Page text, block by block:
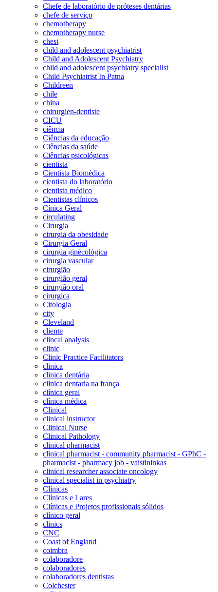
Chefe de laboratório de próteses dentárias
chefe de serviço
chemotherapy
chemotherapy nurse
chest
child and adolescent psychiatrist
Child and Adolescent Psychiatry
child and adolescent psychiatry specialist
Child Psychiatrist In Patna
Childreen
chile
china
chirurgien-dentiste
CICU
ciência
Ciências da educação
Ciências da saúde
Ciências psicológicas
cientista
Cientista Biomédica
cientista do laboratório
cientista médico
Cientistas clínicos
Cínica Geral
circulating
Cirurgia
cirurgia da obesidade
Cirurgia Geral
cirurgia ginécológica
cirurgia vascular
cirurgião
cirurgião geral
cirurgião oral
cirurgica
Citologia
city
Cleveland
cliente
clincal analysis
clinic
Clinic Practice Facilitators
clinica
clinica dentária
clinica dentaria na frança
clínica geral
clínica médica
Clinical
clinical instructor
Clinical Nurse
Clinical Pathology
clinical pharmacist
clinical pharmacist - community pharmacist - GPhC -
pharmacist - pharmacy job - vaistininkas
clinical researcher associate oncology
clinical specialist in psychiatry
Clínicas
Clínicas e Lares
Clínicas e Projetos profissionais sólidos
clínico geral
clinics
CNC
Coast of England
coimbra
colaboradore
colaboradores
colaboradores dentistas
Colchester